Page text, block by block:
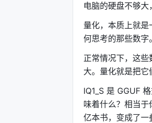
电脑的硬盘不够大
量化，本质上就
何思考的那些数字。
正常情况下，这
大。量化就是把它
IQ1_S 是 GGUF
味着什么？相当
亿本书，变成了一